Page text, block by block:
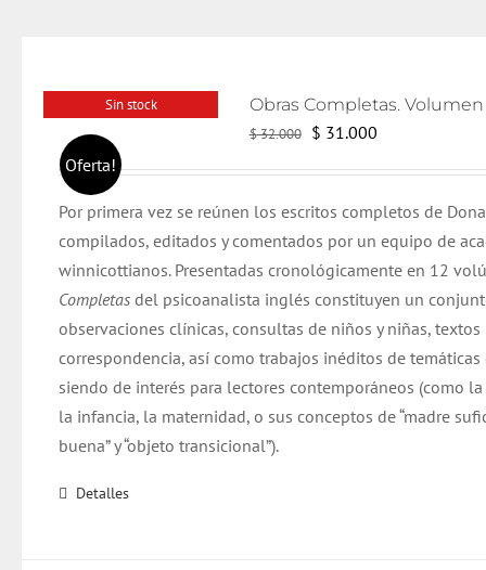
Sin stock
Oferta!
$32.000
El
era:
$ 32.000.
$ 31.000El
es:
$ 31.000.
Por primera vez se reúnen los escritos completos de
compilados, editados y comentados por un equipo de
winnicottianos. Presentadas cronológicamente en 12
Completasdel psicoanalista inglés constituyen un
observaciones clínicas, consultas de niños y niñas,
correspondencia, así como trabajos inéditos de
siendo de interés para lectores contemporáneos (como
la infancia, la maternidad, o sus conceptos de “madre
buena” y “objeto transicional”).
Detalles